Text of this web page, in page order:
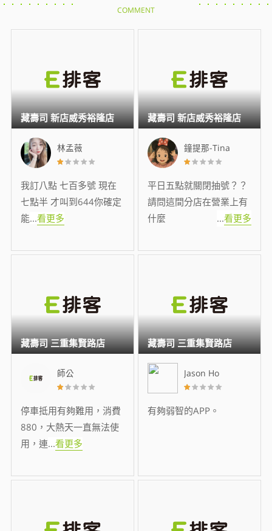
COMMENT
林孟薇
我訂八點 七百多號 現在
七點半 才叫到644你確定
能...看更多
藏壽司 新店威秀裕隆店
鐘提那-Tina
平日五點就關閉抽號？？
請問這間分店在營業上有
什麼
...看更多
藏壽司 新店威秀裕隆店
師公
停車抵用有夠難用，消費
880，大熱天一直無法使
用，連...看更多
藏壽司 三重集賢路店
Jason Ho
有夠弱智的APP。
藏壽司 三重集賢路店